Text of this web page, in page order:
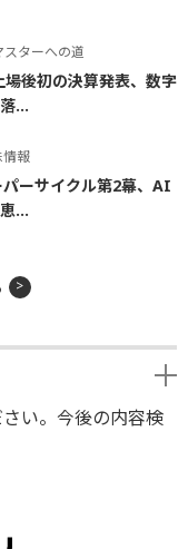
ターへの道
場後初の決算発表、数字
...
情報
パーサイクル第2幕、AI
...
い。今後の内容検